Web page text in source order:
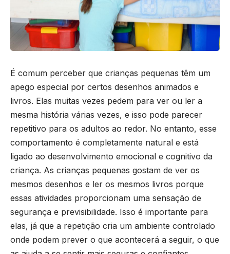
É comum perceber que crianças pequenas têm um
apego especial por certos desenhos animados e
livros. Elas muitas vezes pedem para ver ou ler a
mesma história várias vezes, e isso pode parecer
repetitivo para os adultos ao redor. No entanto, esse
comportamento é completamente natural e está
ligado ao desenvolvimento emocional e cognitivo da
criança. As crianças pequenas gostam de ver os
mesmos desenhos e ler os mesmos livros porque
essas atividades proporcionam uma sensação de
segurança e previsibilidade. Isso é importante para
elas, já que a repetição cria um ambiente controlado
onde podem prever o que acontecerá a seguir, o que